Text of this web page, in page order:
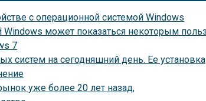
с операционной системой Windows
Windows может показаться некоторым
7
систем на сегодняшний день. Ее установка
уже более 20 лет назад,